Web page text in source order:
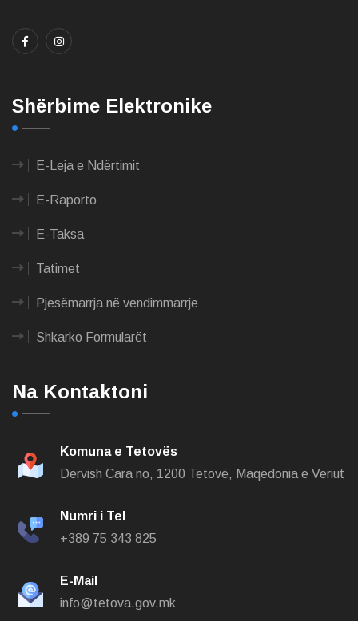
Shërbime Elektronike
E-Leja e Ndërtimit
E-Raporto
E-Taksa
Tatimet
Pjesëmarrja në vendimmarrje
Shkarko Formularët
Na Kontaktoni
Komuna e Tetovës
Dervish Cara no, 1200 Tetovë, Maqedonia e Veriut
Numri i Tel
+389 75 343 825
E-Mail
info@tetova.gov.mk